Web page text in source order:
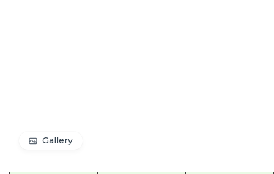
Gallery